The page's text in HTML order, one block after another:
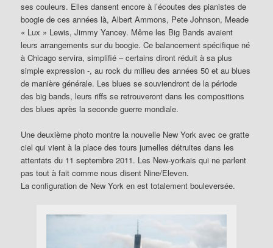
ses couleurs. Elles dansent encore à l’écoutes des pianistes de
boogie de ces années là, Albert Ammons, Pete Johnson, Meade
« Lux » Lewis, Jimmy Yancey. Même les Big Bands avaient
leurs arrangements sur du boogie. Ce balancement spécifique né
à Chicago servira, simplifié – certains diront réduit à sa plus
simple expression -, au rock du milieu des années 50 et au blues
de manière générale. Les blues se souviendront de la période
des big bands, leurs riffs se retrouveront dans les compositions
des blues après la seconde guerre mondiale.
Une deuxième photo montre la nouvelle New York avec ce gratte
ciel qui vient à la place des tours jumelles détruites dans les
attentats du 11 septembre 2011. Les New-yorkais qui ne parlent
pas tout à fait comme nous disent Nine/Eleven.
La configuration de New York en est totalement bouleversée.